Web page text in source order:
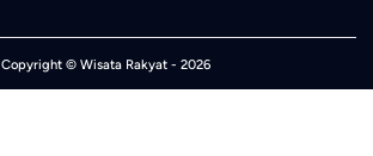
Copyright © Wisata Rakyat- 2026